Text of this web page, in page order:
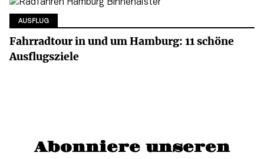
AUSFLUG
Fahrradtour in und um Hamburg: 11 schöne
Ausflugsziele
Abonniere unseren